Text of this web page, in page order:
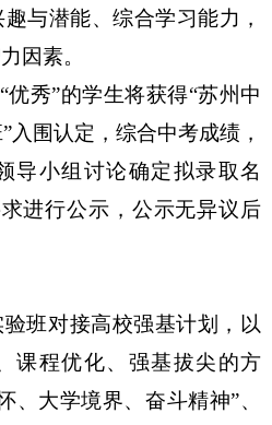
与潜能、综合学习能力，
因素。
优秀”的学生将获得“苏州中
入围认定，综合中考成绩，
导小组讨论确定拟录取名
进行公示，公示无异议后
班对接高校强基计划，以
课程优化、强基拔尖的方
、大学境界、奋斗精神”、